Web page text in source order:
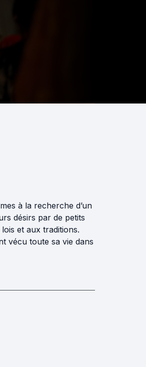
à la recherche d’un
désirs par de petits
et aux traditions.
vécu toute sa vie dans